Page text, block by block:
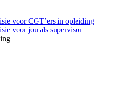
voor CGT’ers in opleiding
voor jou als supervisor